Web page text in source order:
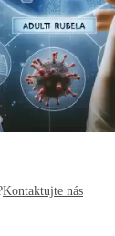
Kontaktujte nás